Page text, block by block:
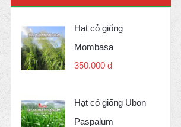
Hạt cỏ giống
Mombasa
350.000 đ
Hạt cỏ giống Ubon
Paspalum